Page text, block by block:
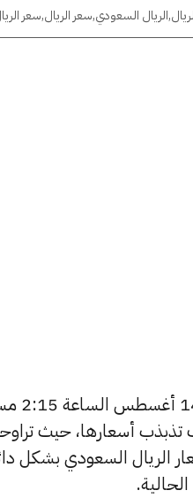
,الريال السعودي,سعر الريال,سعر
يبحث الكثيرون عن سعر
تذبذب أسعارها، حيث
الأخيرة, ونقوم في مصر 365 بتغطية أسعار الريال السعودي